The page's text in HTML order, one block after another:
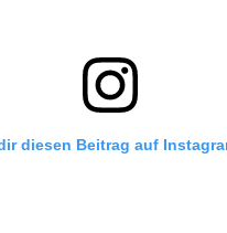
diesen Beitrag auf